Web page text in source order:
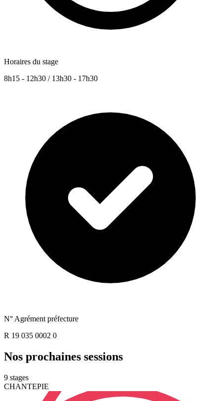
Horaires du stage
8h15 - 12h30 / 13h30 - 17h30
N° Agrément préfecture
R 19 035 0002 0
Nos prochaines sessions
9 stages
CHANTEPIE